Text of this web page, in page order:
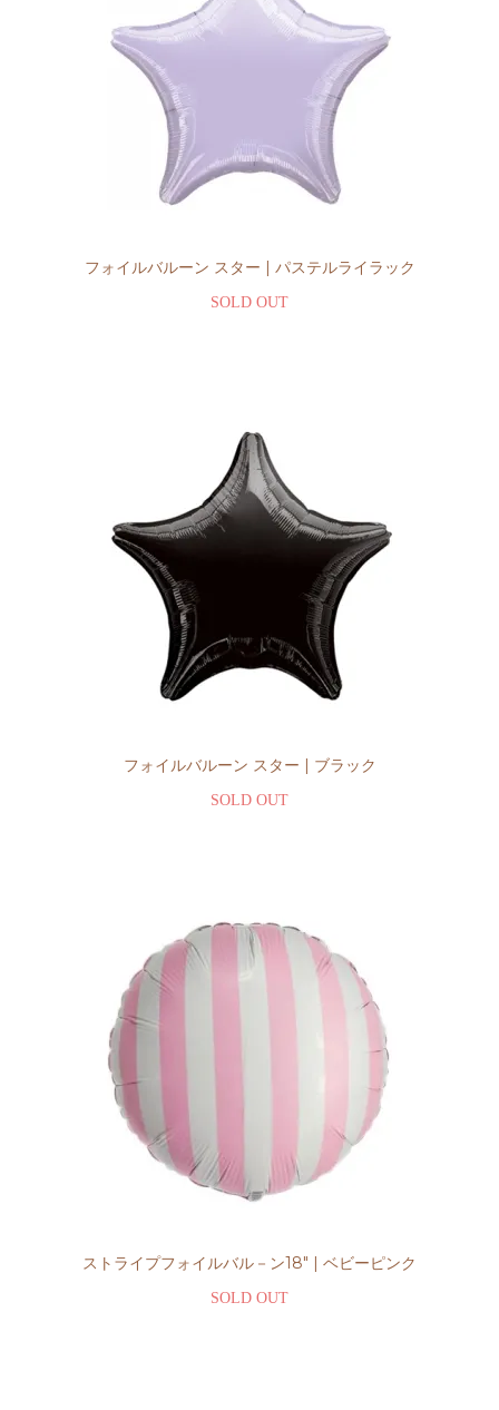
フォイルバルーン スター | パステルライラック
SOLD OUT
フォイルバルーン スター | ブラック
SOLD OUT
ストライプフォイルバル－ン18" | ベビーピンク
SOLD OUT